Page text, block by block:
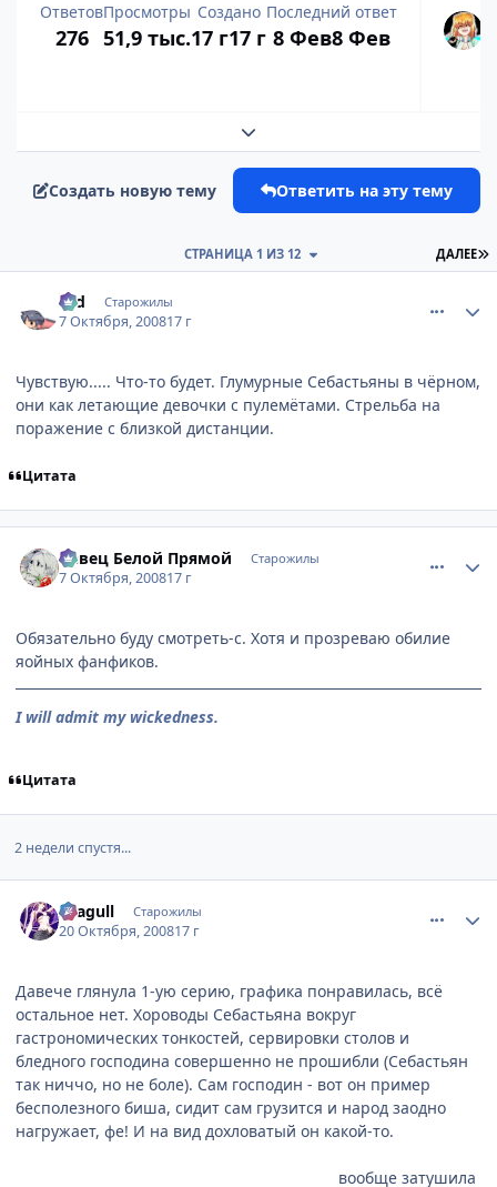
Ответов
276
Просмотры
51,9 тыс.
Создано
17 г17 г
Последний ответ
8 Фев8 Фев
Развернуть обзор темы
Создать новую тему Ответить на эту тему
ДАЛЕЕ
СТРАНИЦА 1 ИЗ 12
Old Старожилы
7 Октября, 200817 г
Чувствую..... Что-то будет. Глумурные Себастьяны в чёрном,
они как летающие девочки с пулемётами. Стрельба на
поражение с близкой дистанции.
Цитата
Певец Белой Прямой Старожилы
7 Октября, 200817 г
Обязательно буду смотреть-с. Хотя и прозреваю обилие
яойных фанфиков.
I will admit my wickedness.
Цитата
2 недели спустя...
Seagull Старожилы
20 Октября, 200817 г
Давече глянула 1-ую серию, графика понравилась, всё
остальное нет. Хороводы Себастьяна вокруг
гастрономических тонкостей, сервировки столов и
бледного господина совершенно не прошибли (Себастьян
так ниччо, но не боле). Сам господин - вот он пример
бесполезного биша, сидит сам грузится и народ заодно
нагружает, фе! И на вид дохловатый он какой-то.
вообще затушила